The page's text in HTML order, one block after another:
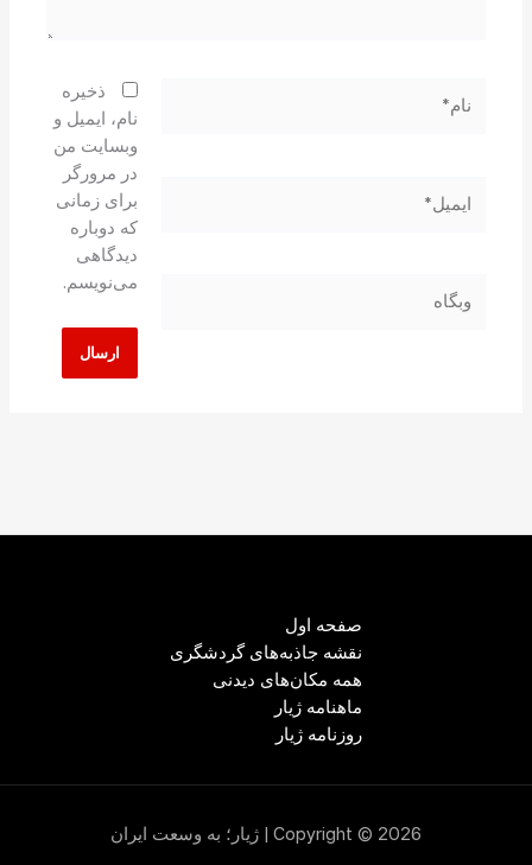
ذخیره
نام، ایمیل و
وبسایت من
در مرورگر
برای زمانی
که دوباره
دیدگاهی
می‌نویسم.
صفحه اول
نقشه جاذبه‌های گردشگری
همه مکان‌های دیدنی
ماهنامه ژیار
روزنامه ژیار
Copyright © 2026 | ژیار؛ به وسعت ایران